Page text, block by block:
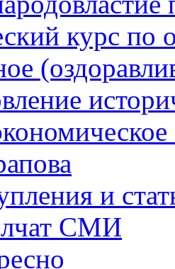
курс по
и
СМИ